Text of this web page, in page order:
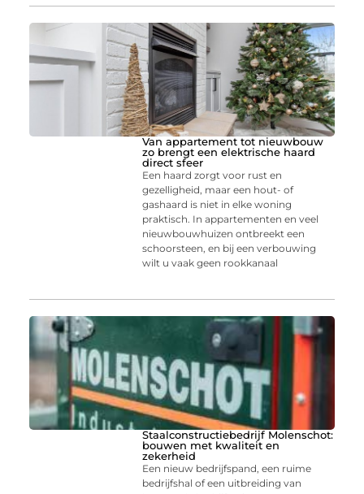
Van appartement tot nieuwbouw
zo brengt een elektrische haard
direct sfeer
Een haard zorgt voor rust en
gezelligheid, maar een hout- of
gashaard is niet in elke woning
praktisch. In appartementen en veel
nieuwbouwhuizen ontbreekt een
schoorsteen, en bij een verbouwing
wilt u vaak geen rookkanaal
Staalconstructiebedrijf Molenschot:
bouwen met kwaliteit en
zekerheid
Een nieuw bedrijfspand, een ruime
bedrijfshal of een uitbreiding van